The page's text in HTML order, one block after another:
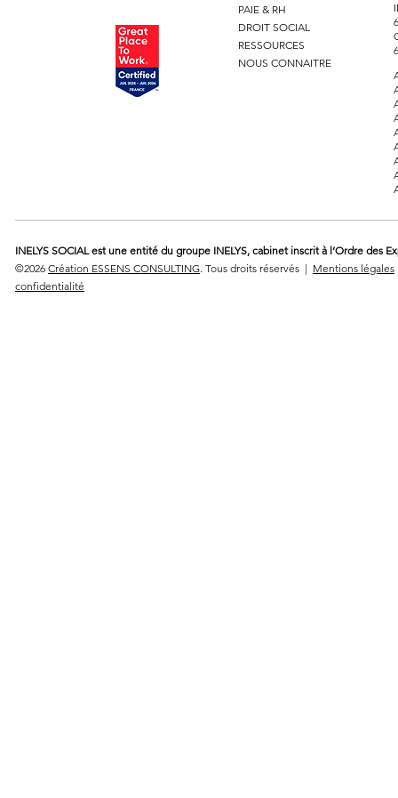
PAIE & RH
DROIT SOCIAL
RESSOURCES
NOUS CONNAITRE
INELYS SOCIAL est une entité du groupe INELYS, cabinet inscrit à l’Ordre des
©2026 Création ESSENS CONSULTING. Tous droits réservés | Mentions légales
confidentialité